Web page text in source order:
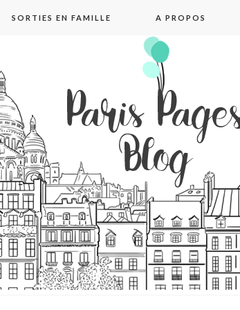
SORTIES EN FAMILLE A PROPOS
blog